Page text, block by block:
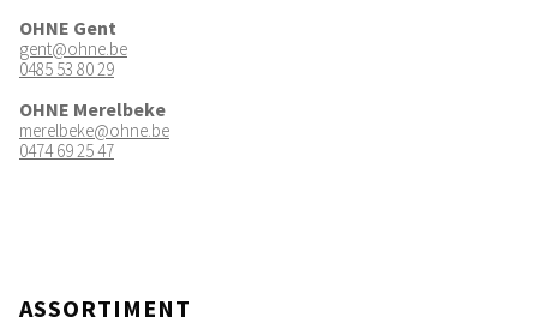
OHNE Gent
gent@ohne.be
0485 53 80 29
OHNE Merelbeke
merelbeke@ohne.be
0474 69 25 47
ASSORTIMENT